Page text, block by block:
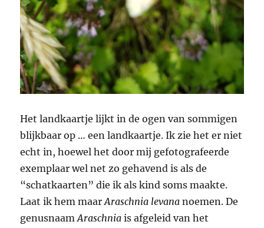
Het landkaartje lijkt in de ogen van sommigen
blijkbaar op … een landkaartje. Ik zie het er niet
echt in, hoewel het door mij gefotografeerde
exemplaar wel net zo gehavend is als de
“schatkaarten” die ik als kind soms maakte.
Laat ik hem maarAraschnia levana noemen. De
genusnaamAraschnia is afgeleid van het